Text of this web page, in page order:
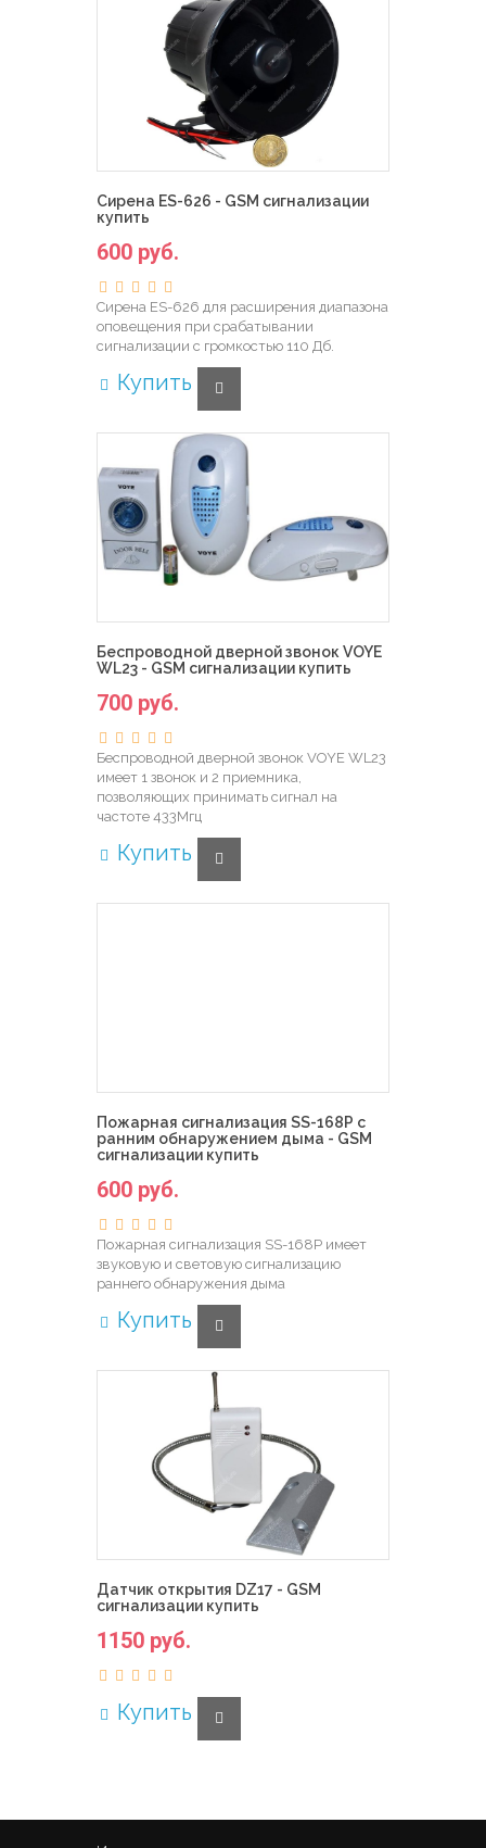
Сирена ES-626 - GSM сигнализации
купить
600 руб.
Сирена ES-626 для расширения диапазона
оповещения при срабатывании
сигнализации с громкостью 110 Дб.
Купить
Беспроводной дверной звонок VOYE
WL23 - GSM сигнализации купить
700 руб.
Беспроводной дверной звонок VOYE WL23
имеет 1 звонок и 2 приемника,
позволяющих принимать сигнал на
частоте 433Мгц
Купить
Пожарная сигнализация SS-168P с
ранним обнаружением дыма - GSM
сигнализации купить
600 руб.
Пожарная сигнализация SS-168P имеет
звуковую и световую сигнализацию
раннего обнаружения дыма
Купить
Датчик открытия DZ17 - GSM
сигнализации купить
1150 руб.
Купить